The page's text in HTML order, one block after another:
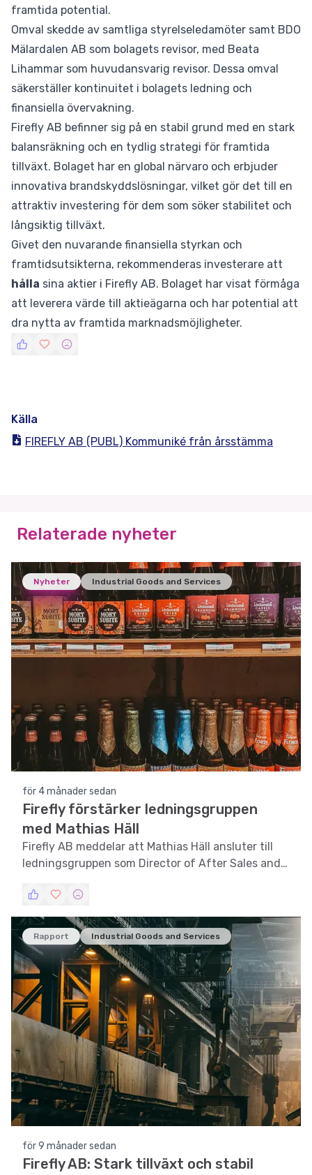
framtida potential.
Omval skedde av samtliga styrelseledamöter samt BDO
Mälardalen AB som bolagets revisor, med Beata
Lihammar som huvudansvarig revisor. Dessa omval
säkerställer kontinuitet i bolagets ledning och
finansiella övervakning.
Firefly AB befinner sig på en stabil grund med en stark
balansräkning och en tydlig strategi för framtida
tillväxt. Bolaget har en global närvaro och erbjuder
innovativa brandskyddslösningar, vilket gör det till en
attraktiv investering för dem som söker stabilitet och
långsiktig tillväxt.
Givet den nuvarande finansiella styrkan och
framtidsutsikterna, rekommenderas investerare att
hålla sina aktier i Firefly AB. Bolaget har visat förmåga
att leverera värde till aktieägarna och har potential att
dra nytta av framtida marknadsmöjligheter.
Källa
FIREFLY AB (PUBL) Kommuniké från årsstämma
Relaterade nyheter
Nyheter Industrial Goods and Services
för 4 månader sedan
Firefly förstärker ledningsgruppen
med Mathias Häll
Firefly AB meddelar att Mathias Häll ansluter till
ledningsgruppen som Director of After Sales and
Rapport Industrial Goods and Services
för 9 månader sedan
Firefly AB: Stark tillväxt och stabil